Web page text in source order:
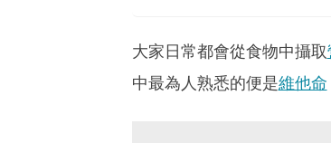
大家日常都會從食物中攝取
中最為人熟悉的便是維他命